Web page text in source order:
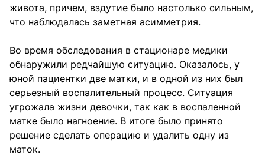
живота, причем, вздутие было настолько сильным,
что наблюдалась заметная асимметрия.
Во время обследования в стационаре медики
обнаружили редчайшую ситуацию. Оказалось, у
юной пациентки две матки, и в одной из них был
серьезный воспалительный процесс. Ситуация
угрожала жизни девочки, так как в воспаленной
матке было нагноение. В итоге было принято
решение сделать операцию и удалить одну из
маток.